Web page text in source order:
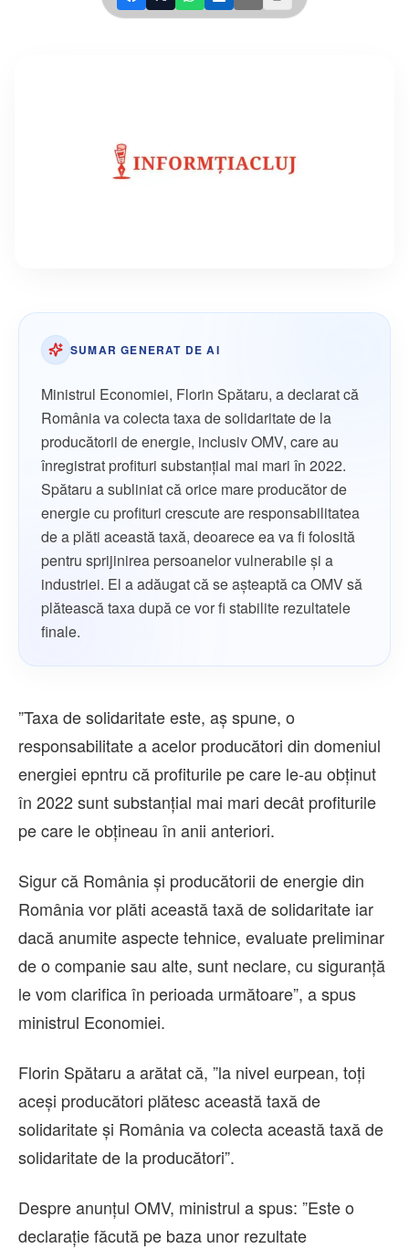
SUMAR GENERAT DE AI
Ministrul Economiei, Florin Spătaru, a declarat că
România va colecta taxa de solidaritate de la
producătorii de energie, inclusiv OMV, care au
înregistrat profituri substanțial mai mari în 2022.
Spătaru a subliniat că orice mare producător de
energie cu profituri crescute are responsabilitatea
de a plăti această taxă, deoarece ea va fi folosită
pentru sprijinirea persoanelor vulnerabile și a
industriei. El a adăugat că se aşteaptă ca OMV să
plătească taxa după ce vor fi stabilite rezultatele
finale.
”Taxa de solidaritate este, aş spune, o
responsabilitate a acelor producători din domeniul
energiei epntru că profiturile pe care le-au obţinut
în 2022 sunt substanţial mai mari decât profiturile
pe care le obţineau în anii anteriori.
Sigur că România şi producătorii de energie din
România vor plăti această taxă de solidaritate iar
dacă anumite aspecte tehnice, evaluate preliminar
de o companie sau alte, sunt neclare, cu siguranţă
le vom clarifica în perioada următoare”, a spus
ministrul Economiei.
Florin Spătaru a arătat că, ”la nivel eurpean, toţi
aceşi producători plătesc această taxă de
solidaritate şi România va colecta această taxă de
solidaritate de la producători”.
Despre anunţul OMV, ministrul a spus: ”Este o
declaraţie făcută pe baza unor rezultate